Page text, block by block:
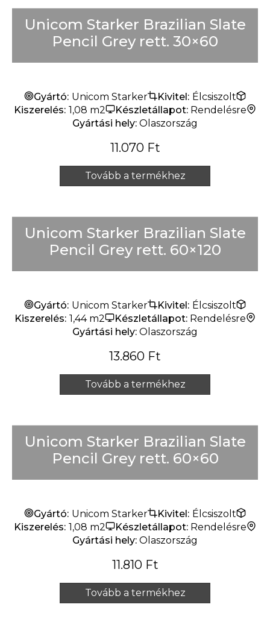
Unicom Starker Brazilian Slate
Pencil Grey rett. 30×60
Gyártó: Unicom Starker Kivitel: Élcsiszolt
Kiszerelés: 1,08 m2 Készletállapot: Rendelésre
Gyártási hely: Olaszország
11.070 Ft
Tovább a termékhez
Unicom Starker Brazilian Slate
Pencil Grey rett. 60×120
Gyártó: Unicom Starker Kivitel: Élcsiszolt
Kiszerelés: 1,44 m2 Készletállapot: Rendelésre
Gyártási hely: Olaszország
13.860 Ft
Tovább a termékhez
Unicom Starker Brazilian Slate
Pencil Grey rett. 60×60
Gyártó: Unicom Starker Kivitel: Élcsiszolt
Kiszerelés: 1,08 m2 Készletállapot: Rendelésre
Gyártási hely: Olaszország
11.810 Ft
Tovább a termékhez